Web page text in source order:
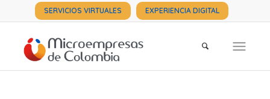
SERVICIOS VIRTUALES EXPERIENCIA DIGITAL